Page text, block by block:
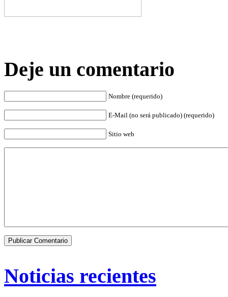
Deje un comentario
Nombre (requerido)
E-Mail (no será publicado) (requerido)
Sitio web
Noticias recientes